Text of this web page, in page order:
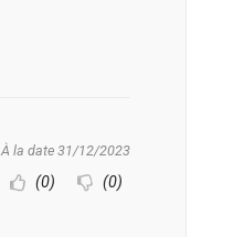
À la date 31/12/2023
(0) (0)